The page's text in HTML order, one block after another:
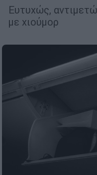
Ευτυχώς,
με χιούμορ